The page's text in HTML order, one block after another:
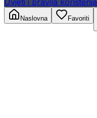
Uvjeti i pravila korištenja
Naslovna
Favoriti